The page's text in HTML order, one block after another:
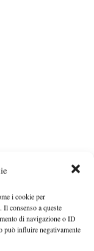
i cookie per
consenso a queste
di navigazione o ID
può influire negativamente